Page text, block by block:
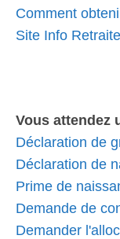
Comment
Site Info
Vous attendez
Déclaration de
Déclaration de
Prime de
Demande de
Demander